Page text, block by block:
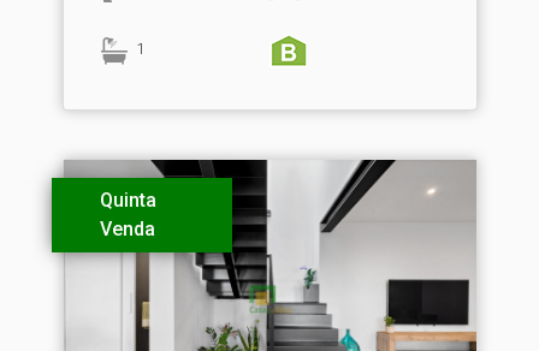
1
Quinta
Venda